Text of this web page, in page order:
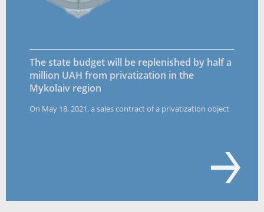
The state budget will be replenished by half a
million UAH from privatization in the
Mykolaiv region
On May 18, 2021, a sales contract of a privatization object